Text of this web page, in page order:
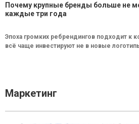
Почему крупные бренды больше не
каждые три года
Эпоха громких ребрендингов подходит к
всё чаще инвестируют не в новые
Маркетинг